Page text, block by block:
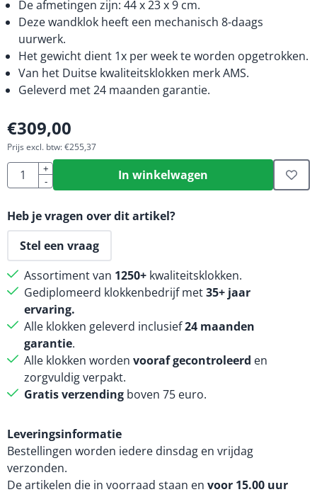
De afmetingen zijn: 44 x 23 x 9 cm.
Deze wandklok heeft een mechanisch 8-daags
uurwerk.
Het gewicht dient 1x per week te worden opgetrokken.
Van het Duitse kwaliteitsklokken merk AMS.
Geleverd met 24 maanden garantie.
€309,00
Prijs excl. btw:€255,37
Aantal
+
-
In winkelwagen
Heb je vragen over dit artikel?
Stel een vraag
Assortiment van 1250+ kwaliteitsklokken.
Gediplomeerd klokkenbedrijf met35+ jaar
ervaring.
Alle klokken geleverd inclusief24 maanden
garantie.
Alle klokken worden vooraf gecontroleerd en
zorgvuldig verpakt.
Gratis verzending boven 75 euro.
Leveringsinformatie
Bestellingen worden iedere dinsdag en vrijdag
verzonden.
De artikelen die in voorraad staan en voor 15.00 uur